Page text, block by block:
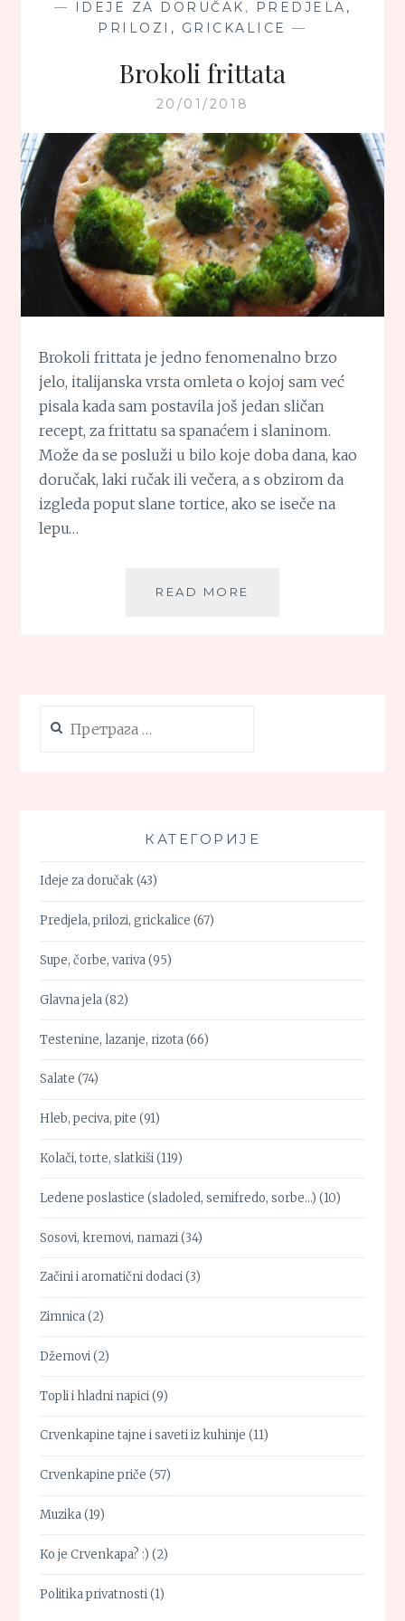
— IDEJE ZA DORUČAK ,
PREDJELA,
PRILOZI, GRICKALICE —
Brokoli frittata
20/01/2018
Brokoli frittata je jedno fenomenalno brzo
jelo, italijanska vrsta omleta o kojoj sam već
pisala kada sam postavila još jedan sličan
recept, za frittatu sa spanaćem i slaninom.
Može da se posluži u bilo koje doba dana, kao
doručak, laki ručak ili večera, a s obzirom da
izgleda poput slane tortice, ako se iseče na
lepu…
READ MORE
за:
КАТЕГОРИЈЕ
Ideje za doručak(43)
Predjela, prilozi, grickalice (67)
Supe, čorbe, variva(95)
Glavna jela(82)
Testenine, lazanje, rizota(66)
Salate (74)
Hleb, peciva, pite (91)
Kolači, torte, slatkiši(119)
Ledene poslastice (sladoled, semifredo, sorbe…) (10)
Sosovi, kremovi, namazi(34)
Začini i aromatični dodaci(3)
Zimnica(2)
Džemovi(2)
Topli i hladni napici(9)
Crvenkapine tajne i saveti iz kuhinje (11)
Crvenkapine priče (57)
Muzika(19)
Ko je Crvenkapa? :) (2)
Politika privatnosti(1)